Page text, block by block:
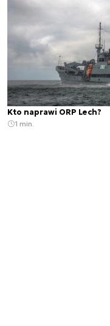
Kto naprawi ORP Lech?
1 min.